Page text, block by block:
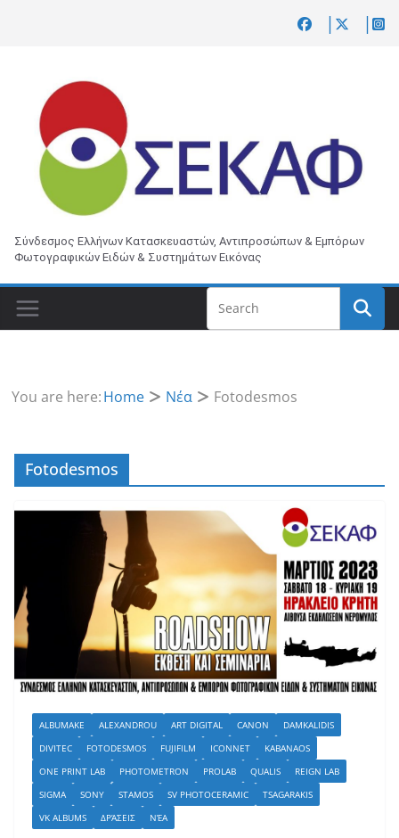
Σύνδεσμος Ελλήνων Κατασκευαστών, Αντιπροσώπων & Εμπόρων
Φωτογραφικών Ειδών & Συστημάτων Εικόνας
You are here:Home Νέα Fotodesmos
Fotodesmos
ALBUMAKE ALEXANDROU ART DIGITAL CANON
DAMKALIDIS
DIVITEC
FOTODESMOS FUJIFILM ICONNET
KABANAOS
ONE PRINT LAB
PHOTOMETRON PROLAB QUALIS
REIGN LAB
SIGMA
SONY STAMOS SV PHOTOCERAMIC
TSAGARAKIS
VK ALBUMS
ΔΡΆΣΕΙΣ ΝΈΑ